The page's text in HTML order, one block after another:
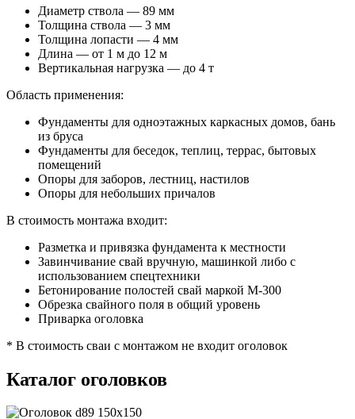
Диаметр ствола — 89 мм
Толщина ствола — 3 мм
Толщина лопасти — 4 мм
Длина — от 1 м до 12 м
Вертикальная нагрузка — до 4 т
Область применения:
Фундаменты для одноэтажных каркасных домов, бань
из бруса
Фундаменты для беседок, теплиц, террас, бытовых
помещений
Опоры для заборов, лестниц, настилов
Опоры для небольших причалов
В стоимость монтажа входит:
Разметка и привязка фундамента к местности
Завинчивание свай вручную, машинкой либо с
использованием спецтехники
Бетонирование полостей свай маркой М-300
Обрезка свайного поля в общий уровень
Приварка оголовка
* В стоимость сваи с монтажом не входит оголовок
Каталог оголовков